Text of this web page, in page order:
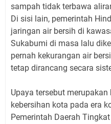
sampah tidak terbawa
Di sisi lain, pemerintah
jaringan air bersih di
Sukabumi di masa lalu
pernah kekurangan air
tetap dirancang secara
Upaya tersebut
kebersihan kota pada era
Pemerintah Daerah